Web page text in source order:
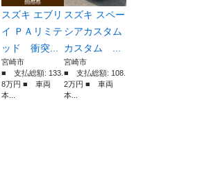
スズキ エブリ
イ ＰＡリミテ
ッド 衝突...
宮崎市
■ 支払総額: 133.
8万円 ■ 車両
本...
スズキ スペー
シアカスタム
カスタム ...
宮崎市
■ 支払総額: 108.
2万円 ■ 車両
本...